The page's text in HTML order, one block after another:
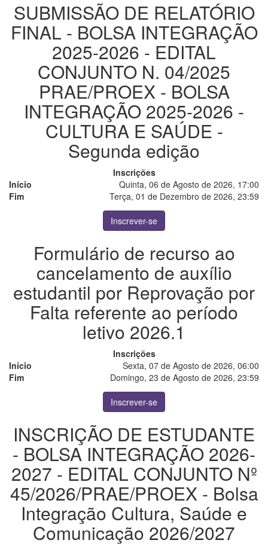
SUBMISSÃO DE RELATÓRIO
FINAL - BOLSA INTEGRAÇÃO
2025-2026 - EDITAL
CONJUNTO N. 04/2025
PRAE/PROEX - BOLSA
INTEGRAÇÃO 2025-2026 -
CULTURA E SAÚDE -
Segunda edição
Inscrições
Início
Quinta, 06 de Agosto de 2026, 17:00
Fim
Terça, 01 de Dezembro de 2026, 23:59
Inscrever-se
Formulário de recurso ao
cancelamento de auxílio
estudantil por Reprovação por
Falta referente ao período
letivo 2026.1
Inscrições
Início
Sexta, 07 de Agosto de 2026, 06:00
Fim
Domingo, 23 de Agosto de 2026, 23:59
Inscrever-se
INSCRIÇÃO DE ESTUDANTE
- BOLSA INTEGRAÇÃO 2026-
2027 - EDITAL CONJUNTO Nº
45/2026/PRAE/PROEX - Bolsa
Integração Cultura, Saúde e
Comunicação 2026/2027